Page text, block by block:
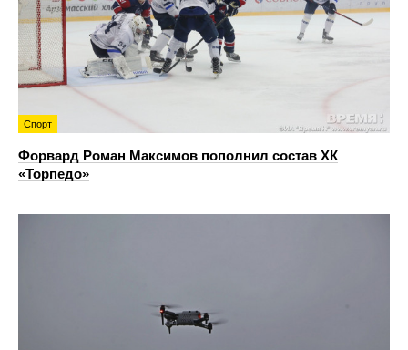
Спорт
Форвард Роман Максимов пополнил состав ХК
«Торпедо»